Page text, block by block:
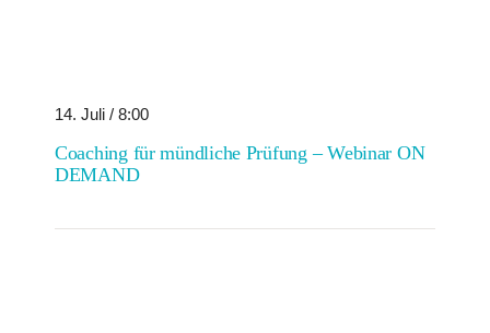
14. Juli / 8:00
Coaching für mündliche Prüfung – Webinar ON
DEMAND